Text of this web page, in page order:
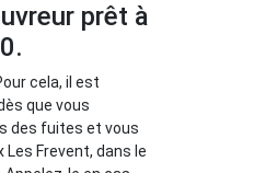
prêt à
cela, il est
que vous
des fuites et vous
Frevent, dans le